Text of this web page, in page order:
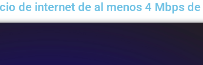
de internet de al menos 4 Mbps de